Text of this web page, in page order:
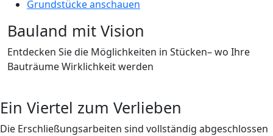
Grundstücke anschauen
Bauland mit Vision
Entdecken Sie die Möglichkeiten in Stücken– wo Ihre
Bauträume Wirklichkeit werden
Ein Viertel zum Verlieben
Die Erschließungsarbeiten sind vollständig abgeschlossen